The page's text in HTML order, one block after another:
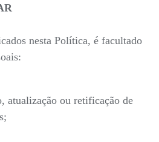
nesta Política, é facultado
atualização ou retificação de